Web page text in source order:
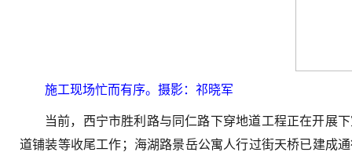
施工现场忙而有序。摄影：祁晓军
当前，西宁市胜利路与同仁路下穿地道工程正在开展
道铺装等收尾工作；海湖路景岳公寓人行过街天桥已建成